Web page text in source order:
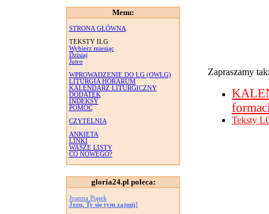
Menu:
STRONA GŁÓWNA
TEKSTY ILG
Wybierz miesiąc
Dzisiaj
Jutro
WPROWADZENIE DO LG (OWLG)
LITURGIA HORARUM
KALENDARZ LITURGICZNY
DODATEK
INDEKSY
POMOC
CZYTELNIA
ANKIETA
LINKI
WASZE LISTY
CO NOWEGO?
gloria24.pl poleca:
Joanna Piątek
Jezu, Ty się tym zajmij!
Zapraszamy
Teksty